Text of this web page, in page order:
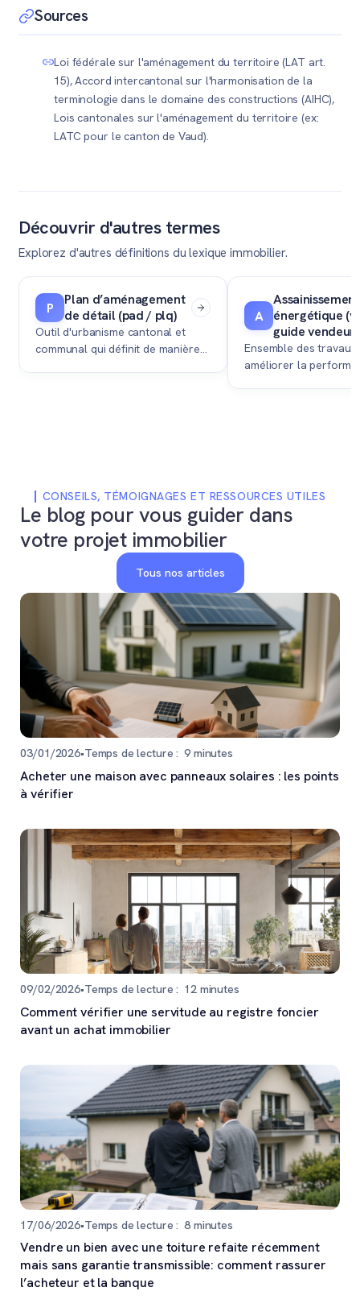
pour réduire la densité (processus de dézonage), votre
modifications législatives.
Sources
Loi fédérale sur l'aménagement du territoire (LAT art.
15), Accord intercantonal sur l'harmonisation de la
terminologie dans le domaine des constructions (AIHC),
Lois cantonales sur l'aménagement du territoire (ex:
LATC pour le canton de Vaud).
Découvrir d'autres termes
Explorez d'autres définitions du lexique immobilier.
P
Plan d’aménagement
de détail (pad / plq)
Outil d'urbanisme cantonal et
communal qui définit de manière
A
Assainissement
énergétique
guide vendeur
Ensemble des travaux
améliorer la
CONSEILS, TÉMOIGNAGES ET RESSOURCES UTILES
Le blog pour vous guider dans
votre projet immobilier
Tous nos articles
03/01/2026•Temps de lecture : 9minutes
Acheter une maison avec panneaux solaires : les points
à vérifier
09/02/2026•Temps de lecture : 12minutes
Comment vérifier une servitude au registre foncier
avant un achat immobilier
17/06/2026•Temps de lecture : 8minutes
Vendre un bien avec une toiture refaite récemment
mais sans garantie transmissible: comment rassurer
l’acheteur et la banque